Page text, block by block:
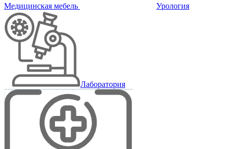
Медицинская мебель Урология
Лаборатория